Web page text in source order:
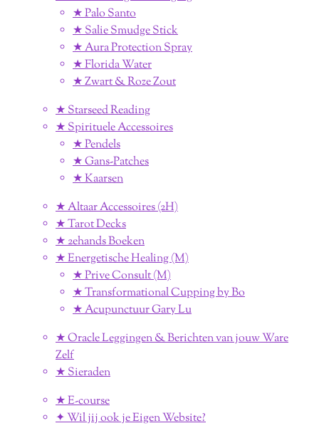
★ Palo Santo
★ Salie Smudge Stick
★ Aura Protection Spray
★ Florida Water
★ Zwart & Roze Zout
★ Starseed Reading
★ Spirituele Accessoires
★ Pendels
★ Gans-Patches
★ Kaarsen
★ Altaar Accessoires (2H)
★ Tarot Decks
★ 2ehands Boeken
★ Energetische Healing (M)
★ Prive Consult (M)
★ Transformational Cupping by Bo
★ Acupunctuur Gary Lu
★ Oracle Leggingen & Berichten van jouw Ware
Zelf
★ Sieraden
★ E-course
✦ Wil jij ook je Eigen Website?